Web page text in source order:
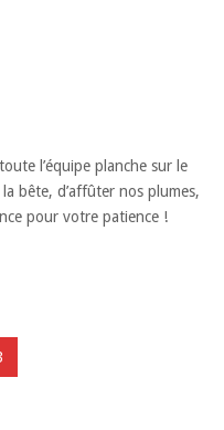
l’équipe planche sur le
bête, d’affûter nos plumes,
pour votre patience !